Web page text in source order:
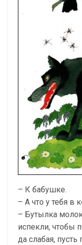
– К бабушке.
– А что у тебя в
– Бутылка
испекли, чтобы
да слабая, пусть